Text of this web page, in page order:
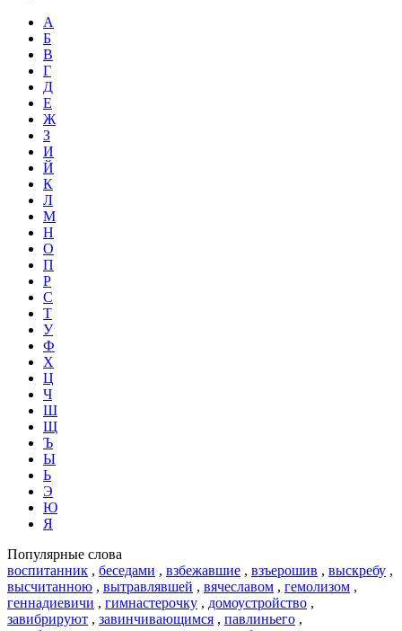
А
Б
В
Г
Д
Е
Ж
З
И
Й
К
Л
М
Н
О
П
Р
С
Т
У
Ф
Х
Ц
Ч
Ш
Щ
Ъ
Ы
Ь
Э
Ю
Я
Популярные слова
воспитанник , беседами , взбежавшие , взъерошив , выскребу ,
высчитанною , вытравлявшей , вячеславом , гемолизом ,
геннадиевичи , гимнастерочку , домоустройство ,
завибрируют , завинчивающимся , павлиньего ,